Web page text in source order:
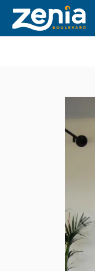
Ir al contenido principal